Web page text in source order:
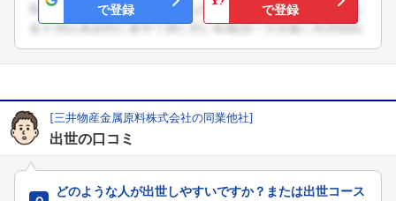
で登録
で登録
[三井物産金属原料株式会社の同業他社]
出世の口コミ
どのような人が出世しやすいですか？または出世コース